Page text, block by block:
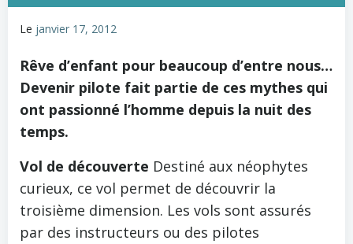
Le janvier 17, 2012
Rêve d’enfant pour beaucoup d’entre nous…
Devenir pilote fait partie de ces mythes qui
ont passionné l’homme depuis la nuit des
temps.
Vol de découverte Destiné aux néophytes
curieux, ce vol permet de découvrir la
troisième dimension. Les vols sont assurés
par des instructeurs ou des pilotes